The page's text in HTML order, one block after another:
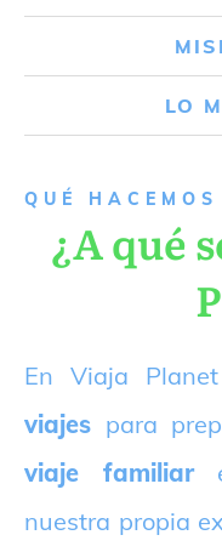
LO
QUÉ HACEMOS
¿A qué
En Viaja
viajes para
viaje familiar
nuestra propia